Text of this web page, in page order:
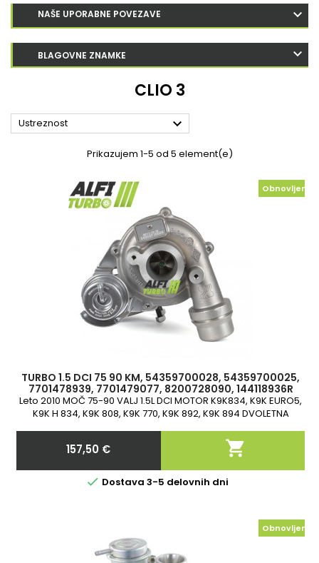
NAŠE UPORABNE POVEZAVE
BLAGOVNE ZNAMKE
CLIO 3
Ustreznost 
Prikazujem 1-5 od 5 element(e)
Obnovljeno
TURBO 1.5 DCI 75 90 KM, 54359700028, 54359700025,
7701478939, 7701479077, 8200728090, 144118936R
Leto 2010 MOČ 75-90 VALJ 1.5L DCI MOTOR K9K834, K9K EURO5,
K9K H 834, K9K 808, K9K 770, K9K 892, K9K 894 DVOLETNA
Cena
157,50 € 
 Dostava 3-5 delovnih dni
Obnovljeno